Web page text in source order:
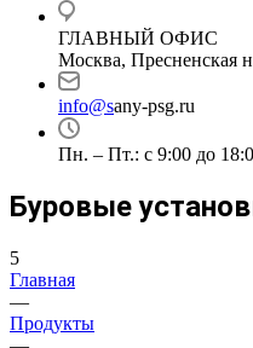
ГЛАВНЫЙ ОФИС
Москва, Пресненская
info@sany-psg.ru
Пн. – Пт.: с 9:00 до
Буровые
5
Главная
—
Продукты